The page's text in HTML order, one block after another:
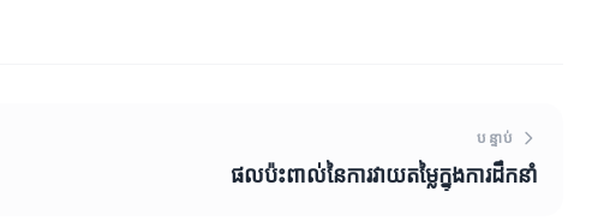
បន្ទាប់
ផលប៉ះពាល់នៃការវាយតម្លៃក្នុងការដឹកនាំ